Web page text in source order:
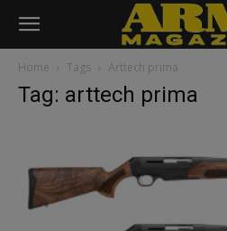
Home Tags Arttech prima
Tag: arttech prima